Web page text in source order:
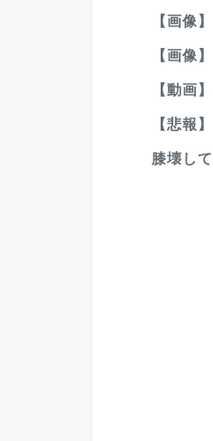
【画像
【画像
【動画
【悲報
膝壊し